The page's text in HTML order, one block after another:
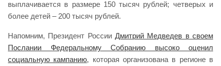
выплачивается в размере 150 тысяч рублей; четверых и
более детей – 200 тысяч рублей.
Напомним, Президент России Дмитрий Медведев в своем
Послании Федеральному Собранию высоко оценил
социальную кампанию, которая организована в регионе в